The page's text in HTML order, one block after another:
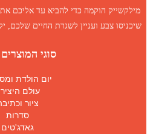
מילקשייק הוקמה כדי להביא עד אליכם את
שיכניסו צבע ועניין לשגרת החיים שלכם,
סוגי
יום הולדת
עולם
ציור
סדרות
גאדג'טים